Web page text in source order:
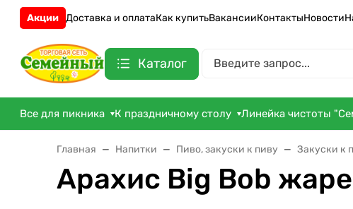
Акции Доставка и оплатаКак купитьВакансииКонтактыНовости
Каталог
Все для пикника К праздничному столу Линейка чистоты
Главная Напитки Пиво, закуски к пиву Закуски к
Арахис Вig Bob